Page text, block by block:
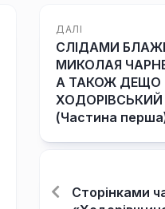
ДАЛІ
СЛІДАМИ
МИКОЛАЯ
А ТАКОЖ ДЕЩО
ХОДОРІВСЬКИЙ
(Частина
Сторінками